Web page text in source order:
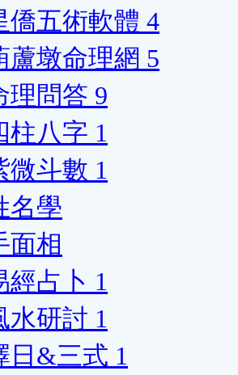
僑五術軟體 4
蘆墩命理網 5
理問答 9
柱八字 1
微斗數 1
名學
面相
經占卜 1
水研討 1
日&三式 1